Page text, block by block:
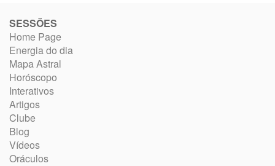
SESSÕES
Home Page
Energia do dia
Mapa Astral
Horóscopo
Interativos
Artigos
Clube
Blog
Vídeos
Oráculos